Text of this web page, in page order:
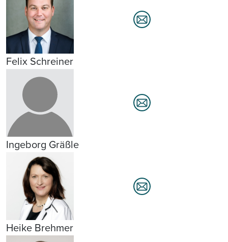
Felix Schreiner
Ingeborg Gräßle
Heike Brehmer